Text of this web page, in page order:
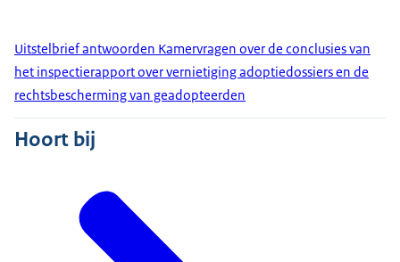
Uitstelbrief antwoorden Kamervragen over de conclusies van
het inspectierapport over vernietiging adoptiedossiers en de
rechtsbescherming van geadopteerden
Hoort bij